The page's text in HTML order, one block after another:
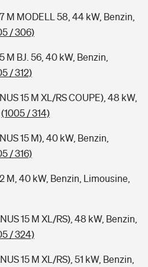
M MODELL 58, 44 kW, Benzin,
/ 306)
M BJ. 56, 40 kW, Benzin,
/ 312)
15 M XL/RS COUPE), 48 kW,
(1005 / 314)
15 M), 40 kW, Benzin,
/ 316)
M, 40 kW, Benzin, Limousine,
15 M XL/RS), 48 kW, Benzin,
/ 324)
15 M XL/RS), 51 kW, Benzin,